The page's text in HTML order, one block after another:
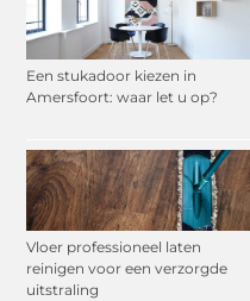
Een stukadoor kiezen in
Amersfoort: waar let u op?
Vloer professioneel laten
reinigen voor een verzorgde
uitstraling